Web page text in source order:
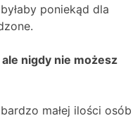
poniekąd dla
nigdy nie możesz
małej ilości osób